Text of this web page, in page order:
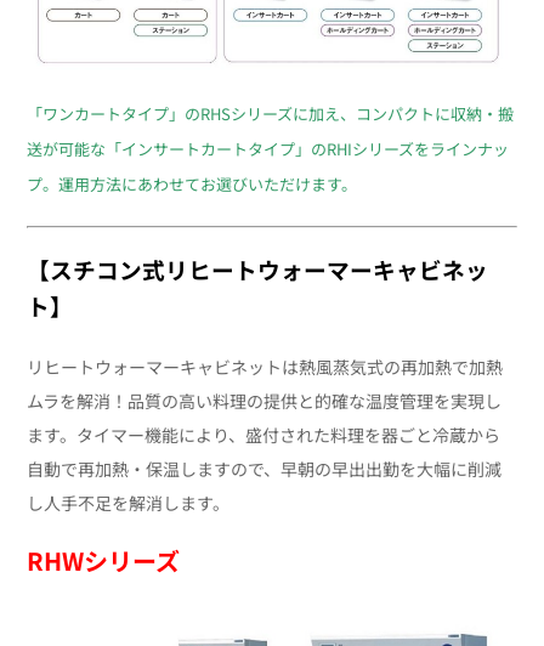
「ワンカートタイプ」のRHSシリーズに加え、コンパクトに収納・搬
送が可能な「インサートカートタイプ」のRHIシリーズをラインナッ
プ。運用方法にあわせてお選びいただけます。
【スチコン式リヒートウォーマーキャビネッ
ト】
リヒートウォーマーキャビネットは熱風蒸気式の再加熱で加熱
ムラを解消！品質の高い料理の提供と的確な温度管理を実現し
ます。タイマー機能により、盛付された料理を器ごと冷蔵から
自動で再加熱・保温しますので、早朝の早出出勤を大幅に削減
し人手不足を解消します。
RHWシリーズ